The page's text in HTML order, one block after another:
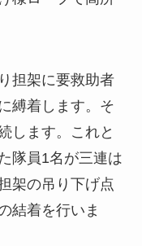
担架に要救助者
縛着します。そ
します。これと
隊員1名が三連は
架の吊り下げ点
結着を行いま